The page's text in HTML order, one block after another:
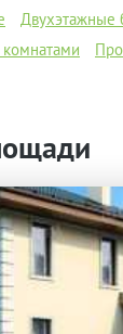
Двухэтажные